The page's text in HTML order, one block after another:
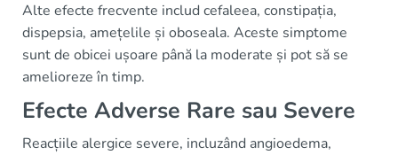
Alte efecte frecvente includ cefaleea, constipația,
dispepsia, amețelile și oboseala. Aceste simptome
sunt de obicei ușoare până la moderate și pot să se
amelioreze în timp.
Efecte Adverse Rare sau Severe
Reacțiile alergice severe, incluzând angioedema,